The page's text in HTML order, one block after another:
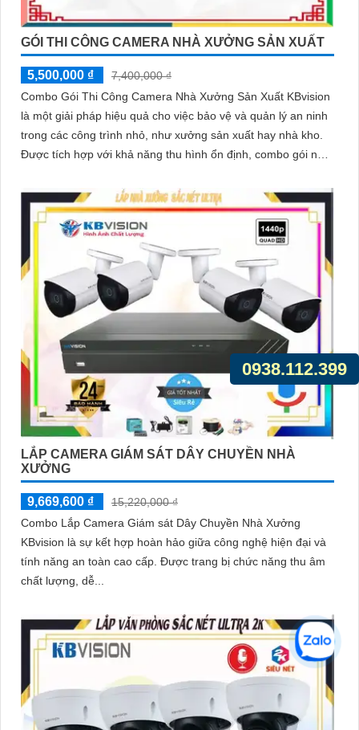
GÓI THI CÔNG CAMERA NHÀ XƯỞNG SẢN XUẤT
5,500,000 ₫
7,400,000 ₫
Combo Gói Thi Công Camera Nhà Xưởng Sản Xuất KBvision
là một giải pháp hiệu quả cho việc bảo vệ và quản lý an ninh
trong các công trình nhỏ, như xưởng sản xuất hay nhà kho.
Được tích hợp với khả năng thu hình ổn định, combo gói này
LẮP CAMERA GIÁM SÁT DÂY CHUYỀN NHÀ
XƯỞNG
9,669,600 ₫
15,220,000 ₫
Combo Lắp Camera Giám sát Dây Chuyền Nhà Xưởng
KBvision là sự kết hợp hoàn hảo giữa công nghệ hiện đại và
tính năng an toàn cao cấp. Được trang bị chức năng thu âm
chất lượng, dễ...
0938.112.399